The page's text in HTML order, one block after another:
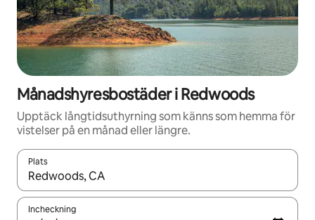
Månadshyresbostäder i Redwoods
Upptäck långtidsuthyrning som känns som hemma för
vistelser på en månad eller längre.
Plats
När resultaten är tillgängliga kan du navigera med upp- och
Incheckning